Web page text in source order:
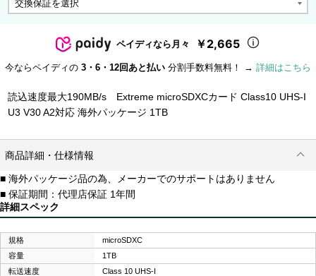
ペイディなら月々 ￥2,665
今ならペイディの 3・6・12回あと払い 分割手数料無料！ → 詳細はこちら
読込速度最大190MB/s Extreme microSDXCカード Class10 UHS-I
U3 V30 A2対応 海外パッケージ 1TB
商品詳細・仕様情報
■ 海外パッケージ品の為、メーカーでのサポートはありません
■ 保証期間：代理店保証 1年間
詳細スペック
規格
microSDXC
容量
1TB
転送速度
Class 10 UHS-I